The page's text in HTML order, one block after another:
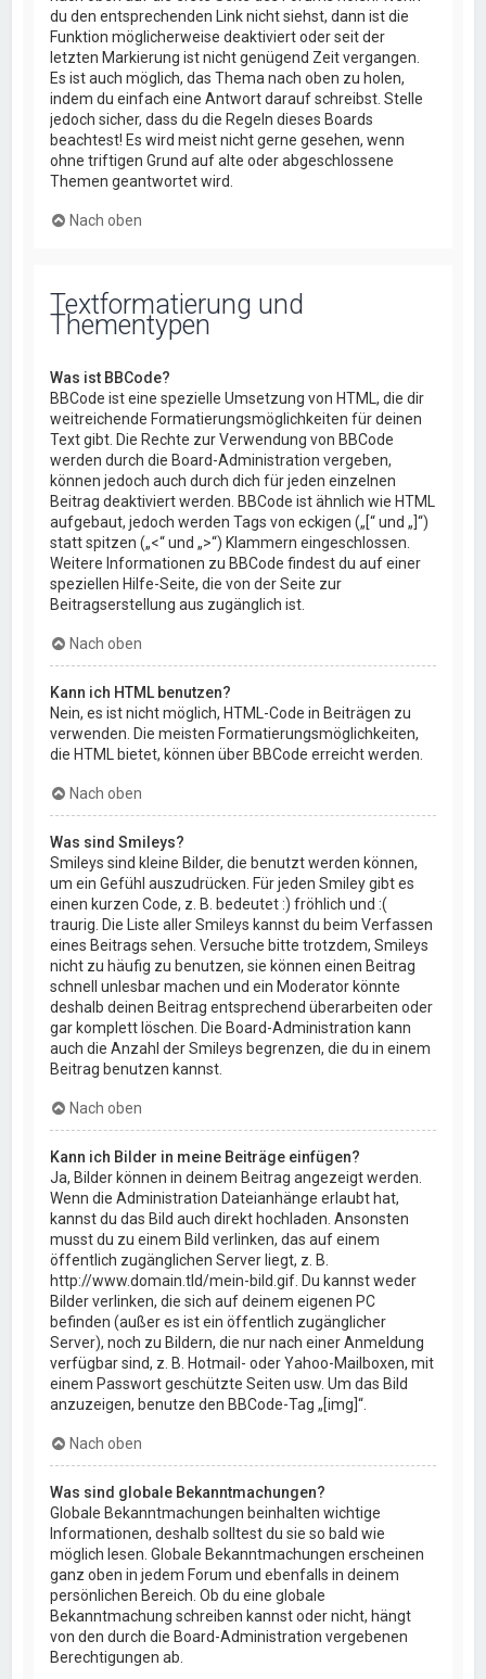
du den entsprechenden Link nicht siehst, dann ist die
Funktion möglicherweise deaktiviert oder seit der
letzten Markierung ist nicht genügend Zeit vergangen.
Es ist auch möglich, das Thema nach oben zu holen,
indem du einfach eine Antwort darauf schreibst. Stelle
jedoch sicher, dass du die Regeln dieses Boards
beachtest! Es wird meist nicht gerne gesehen, wenn
ohne triftigen Grund auf alte oder abgeschlossene
Themen geantwortet wird.
Nach oben
Textformatierung und
Thementypen
Was ist BBCode?
BBCode ist eine spezielle Umsetzung von HTML, die dir
weitreichende Formatierungsmöglichkeiten für deinen
Text gibt. Die Rechte zur Verwendung von BBCode
werden durch die Board-Administration vergeben,
können jedoch auch durch dich für jeden einzelnen
Beitrag deaktiviert werden. BBCode ist ähnlich wie HTML
aufgebaut, jedoch werden Tags von eckigen („[“ und „]“)
statt spitzen („<“ und „>“) Klammern eingeschlossen.
Weitere Informationen zu BBCode findest du auf einer
speziellen Hilfe-Seite, die von der Seite zur
Beitragserstellung aus zugänglich ist.
Nach oben
Kann ich HTML benutzen?
Nein, es ist nicht möglich, HTML-Code in Beiträgen zu
verwenden. Die meisten Formatierungsmöglichkeiten,
die HTML bietet, können über BBCode erreicht werden.
Nach oben
Was sind Smileys?
Smileys sind kleine Bilder, die benutzt werden können,
um ein Gefühl auszudrücken. Für jeden Smiley gibt es
einen kurzen Code, z. B. bedeutet :) fröhlich und :(
traurig. Die Liste aller Smileys kannst du beim Verfassen
eines Beitrags sehen. Versuche bitte trotzdem, Smileys
nicht zu häufig zu benutzen, sie können einen Beitrag
schnell unlesbar machen und ein Moderator könnte
deshalb deinen Beitrag entsprechend überarbeiten oder
gar komplett löschen. Die Board-Administration kann
auch die Anzahl der Smileys begrenzen, die du in einem
Beitrag benutzen kannst.
Nach oben
Kann ich Bilder in meine Beiträge einfügen?
Ja, Bilder können in deinem Beitrag angezeigt werden.
Wenn die Administration Dateianhänge erlaubt hat,
kannst du das Bild auch direkt hochladen. Ansonsten
musst du zu einem Bild verlinken, das auf einem
öffentlich zugänglichen Server liegt, z. B.
http://www.domain.tld/mein-bild.gif. Du kannst weder
Bilder verlinken, die sich auf deinem eigenen PC
befinden (außer es ist ein öffentlich zugänglicher
Server), noch zu Bildern, die nur nach einer Anmeldung
verfügbar sind, z. B. Hotmail- oder Yahoo-Mailboxen, mit
einem Passwort geschützte Seiten usw. Um das Bild
anzuzeigen, benutze den BBCode-Tag „[img]“.
Nach oben
Was sind globale Bekanntmachungen?
Globale Bekanntmachungen beinhalten wichtige
Informationen, deshalb solltest du sie so bald wie
möglich lesen. Globale Bekanntmachungen erscheinen
ganz oben in jedem Forum und ebenfalls in deinem
persönlichen Bereich. Ob du eine globale
Bekanntmachung schreiben kannst oder nicht, hängt
von den durch die Board-Administration vergebenen
Berechtigungen ab.